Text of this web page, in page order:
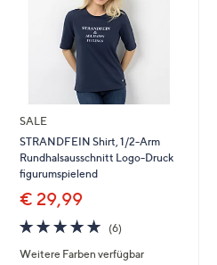
SALE
STRANDFEIN Shirt, 1/2-Arm
Rundhalsausschnitt Logo-Druck
figurumspielend
€ 29,99
4.7
von
5
(6)6
Weitere Farben verfügbar